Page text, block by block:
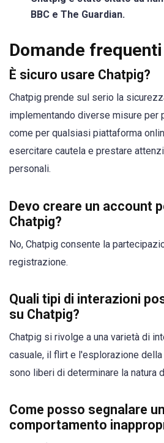
BBC e The Guardian.
Domande frequenti
È sicuro usare Chatpig?
Chatpig prende sul serio la
implementando diverse misure per
come per qualsiasi piattaforma
esercitare cautela e prestare
personali.
Devo creare un account
Chatpig?
No, Chatpig consente la
registrazione.
Quali tipi di interazioni
su Chatpig?
Chatpig si rivolge a una varietà di
casuale, il flirt e l'esplorazione
sono liberi di determinare la natura
Come posso segnalare un
comportamento